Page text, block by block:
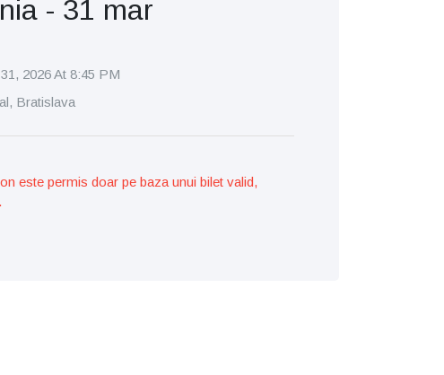
- 31 mar
2026 At 8:45 PM
Bratislava
este permis doar pe baza unui bilet valid,